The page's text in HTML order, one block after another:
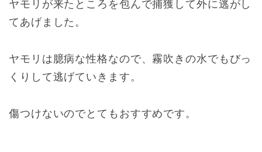
ヤモリが来たところを包んで捕獲して外に逃がし
てあげました。
ヤモリは臆病な性格なので、霧吹きの水でもびっ
くりして逃げていきます。
傷つけないのでとてもおすすめです。